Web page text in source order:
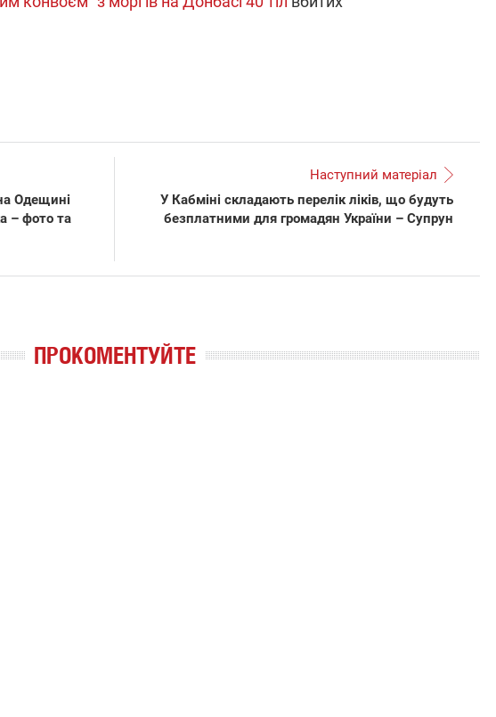
Одещині
– фото та
Наступний матеріал
У Кабміні складають перелік ліків, що будуть
безплатними для громадян України – Супрун
ПРОКОМЕНТУЙТЕ